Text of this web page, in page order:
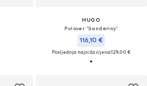
HUGO
Pulover 'Sanderiny'
116,10 €
Posljednja najniža cijena:129,00 €